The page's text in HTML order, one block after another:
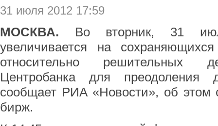
31 июля 2012 17:59
МОСКВА. Во вторник, 31
увеличивается на
относительно решительных
Центробанка для преодоления
сообщает РИА «Новости», об этом
бирж.